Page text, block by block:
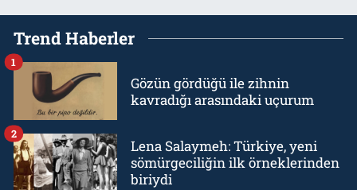
Trend Haberler
Gözün gördüğü ile zihnin
kavradığı arasındaki uçurum
1
Lena Salaymeh: Türkiye, yeni
sömürgeciliğin ilk örneklerinden
biriydi
2